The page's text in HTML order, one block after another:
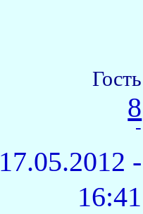
Гость
8
-
17.05.2012 -
16:41